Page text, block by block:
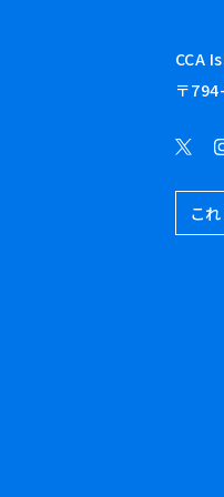
CCA
〒
こ